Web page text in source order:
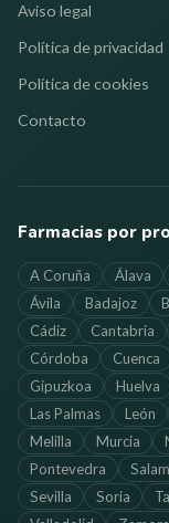
Aviso legal
Política de privacidad
Política de cookies
Contacto
Farmacias por
A Coruña Álava
Ávila
Badajoz
Cádiz
Cantabria
Córdoba
Cuenca
Gipuzkoa
Huelva
Las Palmas
León
Melilla
Murcia
Pontevedra
Sevilla
Soria